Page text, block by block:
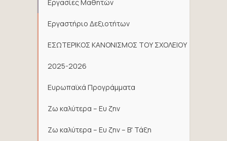
Εργασίες Μαθητών
Εργαστήριο Δεξιοτήτων
ΕΣΩΤΕΡΙΚΟΣ ΚΑΝΟΝΙΣΜΟΣ ΤΟΥ ΣΧΟΛΕΙΟΥ
2025-2026
Ευρωπαϊκά Προγράμματα
Ζω καλύτερα – Ευ ζην
Ζω καλύτερα – Ευ ζην – Β' Τάξη